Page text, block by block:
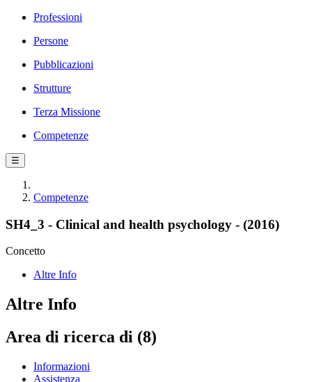
Professioni
Persone
Pubblicazioni
Strutture
Terza Missione
Competenze
☰
Competenze
SH4_3 - Clinical and health psychology - (2016)
Concetto
Altre Info
Altre Info
Area di ricerca di (8)
Informazioni
Assistenza